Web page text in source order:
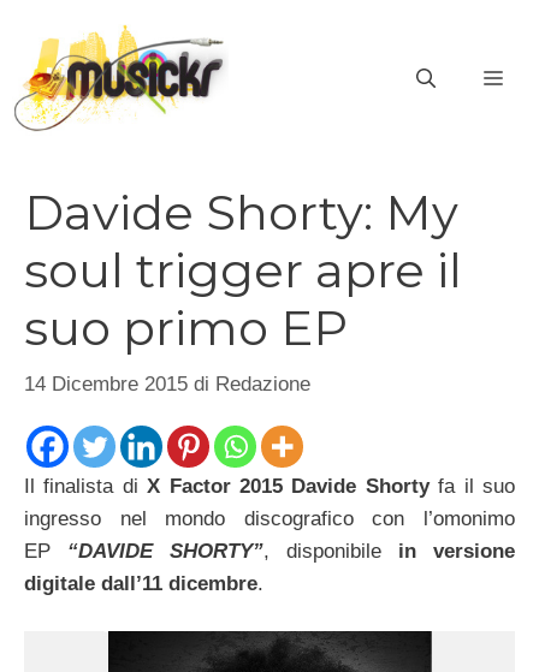
contenuto
Davide Shorty: My
soul trigger apre il
suo primo EP
14 Dicembre 2015 di Redazione
Il finalista diX Factor 2015 Davide Shortyfa il suo
ingresso nel mondo discografico con l’omonimo
EP “DAVIDE SHORTY”, disponibile in versione
digitale dall’11 dicembre.